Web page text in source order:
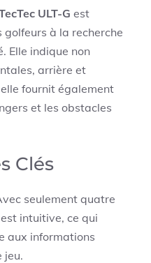
ULT-G est
golfeurs à la recherche
Elle indique non
arrière et
fournit également
et les obstacles
Clés
seulement quatre
intuitive, ce qui
aux informations
jeu.